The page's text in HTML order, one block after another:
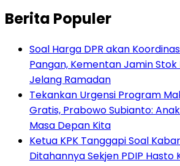
Berita Populer
Soal Harga DPR akan
Pangan, Kementan Jamin
Jelang Ramadan
Tekankan Urgensi Program
Gratis, Prabowo Subianto:
Masa Depan Kita
Ketua KPK Tanggapi Soal
Ditahannya Sekjen PDIP